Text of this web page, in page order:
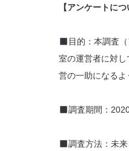
【アンケートにつ
目的：本調査
室の運営者に対
営の一助になるよ
調査期間：
調査方法：未